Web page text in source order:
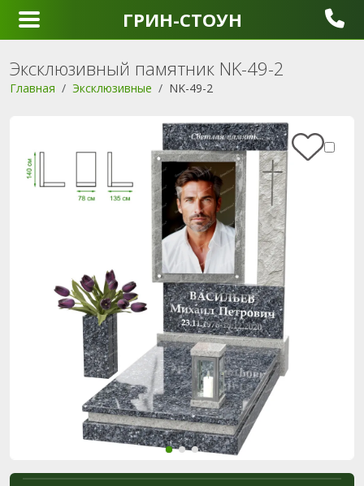
ГРИН-СТОУН
Эксклюзивный памятник NK-49-2
Главная Эксклюзивные NK-49-2